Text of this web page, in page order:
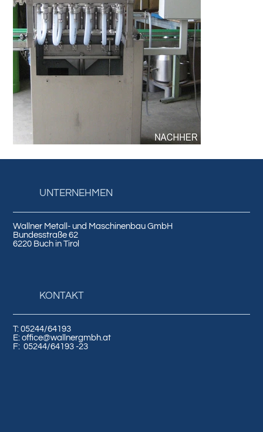
UNTERNEHMEN
Wallner Metall- und Maschinenbau GmbH
Bundesstraße 62
6220 Buch in Tirol
KONTAKT
T: 05244/64193
E: office@wallnergmbh.at
F:05244/64193-23